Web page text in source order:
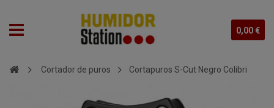
0,00 €
Cortador de puros Cortapuros S-Cut Negro Colibri